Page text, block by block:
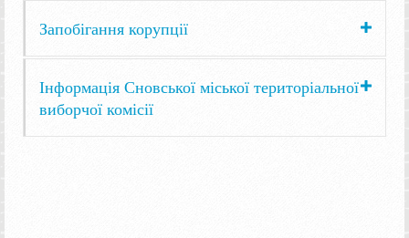
Запобігання корупції
Інформація Сновської міської територіальної
виборчої комісії